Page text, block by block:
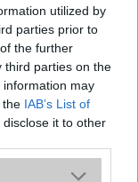
utilized by
parties prior to
the further
third parties on the
information may
the IAB’s List of
it to other
or more Google